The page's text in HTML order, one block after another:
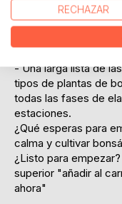
atadura, el replanteo,
- Una amplia
características de
- Una larga lista de
tipos de plantas de
todas las fases de
estaciones.
¿Qué esperas para
calma y cultivar
¿Listo para
superior "añadir al
ahora"
RECHAZAR